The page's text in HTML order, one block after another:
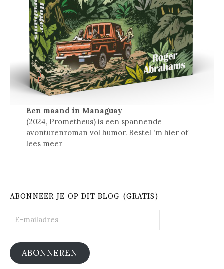
Een maand in Managuay
(2024, Prometheus) is een spannende
avonturenroman vol humor. Bestel 'm hierof
lees meer
ABONNEER JE OP DIT BLOG (GRATIS)
mailadres
ABONNEREN